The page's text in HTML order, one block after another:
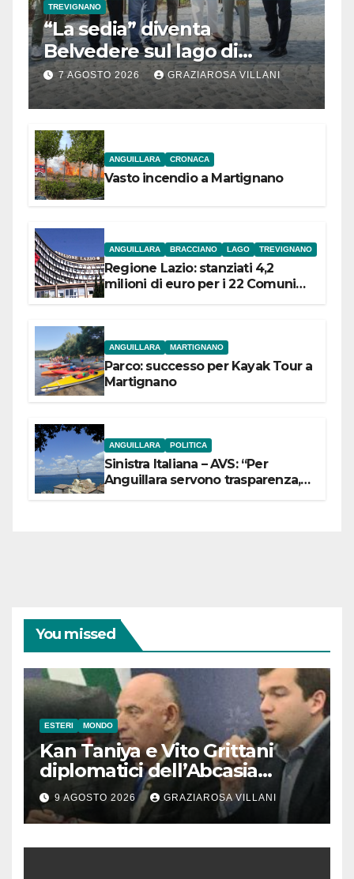
TREVIGNANO
“La sedia” diventa
Belvedere sul lago di
Bracciano: ieri
l’inaugurazione
7 AGOSTO 2026 GRAZIAROSA VILLANI
ANGUILLARA CRONACA
Vasto incendio a Martignano
ANGUILLARA BRACCIANO LAGO TREVIGNANO
Regione Lazio: stanziati 4,2
milioni di euro per i 22 Comuni
ANGUILLARA MARTIGNANO
Parco: successo per Kayak Tour a
Martignano
ANGUILLARA POLITICA
Sinistra Italiana – AVS: “Per
Anguillara servono trasparenza,
You missed
ESTERI MONDO
Kan Taniya e Vito Grittani
diplomatici dell’Abcasia
contro nota del governo
romeno. “Non si può invocare
la costruzione di ponti e allo
stesso tempo condannare
9 AGOSTO 2026 GRAZIAROSA VILLANI